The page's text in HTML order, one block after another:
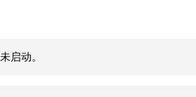
启动。